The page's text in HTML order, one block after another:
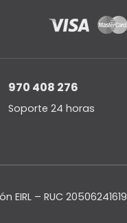
970 408 276
Soporte 24 horas
– RUC 20506241619